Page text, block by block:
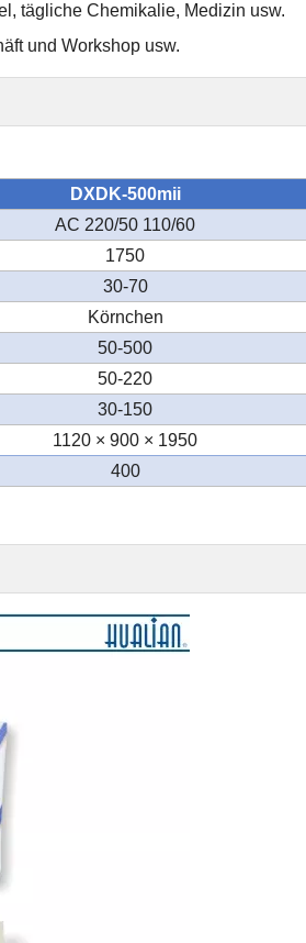
tägliche Chemikalie, Medizin usw.
und Workshop usw.
DXDK-500mii
AC 220/50 110/60
1750
30-70
Körnchen
50-500
50-220
30-150
1120 × 900 × 1950
400